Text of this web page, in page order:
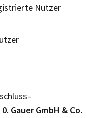
Nutzer
Gauer GmbH & Co.